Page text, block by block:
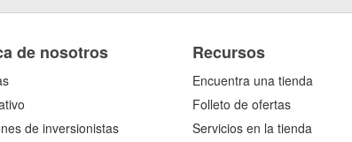
de nosotros
de inversionistas
Recursos
Encuentra una tienda
Folleto de ofertas
Servicios en la tienda